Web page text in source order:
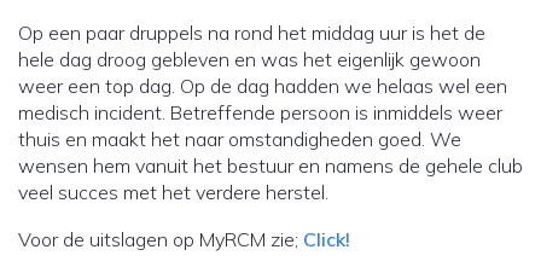
Op een paar druppels na rond het middag uur is het de
hele dag droog gebleven en was het eigenlijk gewoon
weer een top dag. Op de dag hadden we helaas wel een
medisch incident. Betreffende persoon is inmiddels weer
thuis en maakt het naar omstandigheden goed. We
wensen hem vanuit het bestuur en namens de gehele club
veel succes met het verdere herstel.
Voor de uitslagen op MyRCM zie; Click!